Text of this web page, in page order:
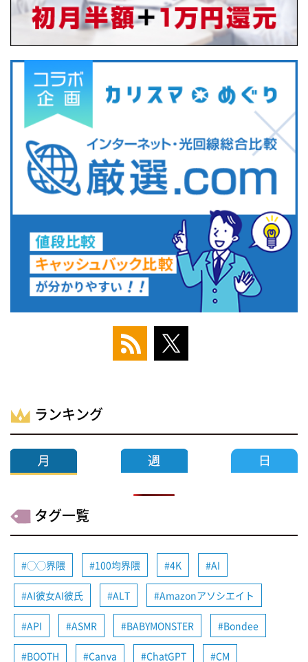
ランキング
タグ一覧
◯◯界隈 100均界隈 4K AI
AI彼女AI彼氏 ALT Amazonアソシエイト
API ASMR BABYMONSTER Bondee
BOOTH Canva ChatGPT CM